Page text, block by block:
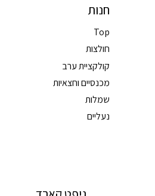
חנות
Top
חולצות
קולקציית ערב
מכנסיים וחצאיות
שמלות
נעליים